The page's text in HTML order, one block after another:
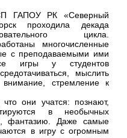
ГАПОУ РК «Северный
проходила декада
цикла.
многочисленные
с преподаваемыми ими
игры у студентов
мыслить
внимание, стремление к
они учатся: познают,
в необычных
фантазию. Даже самые
в игру с огромным